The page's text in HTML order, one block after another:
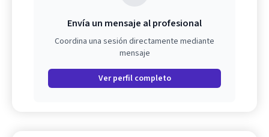
Envía un mensaje al profesional
Coordina una sesión directamente mediante
mensaje
Ver perfil completo